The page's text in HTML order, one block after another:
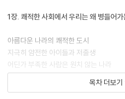
안에 가두고, 그 기준에 미달하는 이들에
신경을 곤두세우며, 필요 이상의 수치심
과 사회는 더 예민하고, 엄격하고, 편협해
저자는 “모두가 쾌적함에 취해 숨이 탁
게 기묘하게 느껴진다”고 고백하며, 완벽
1장. 쾌적한 사회에서 우리는 왜 병들어
아름다운 나라의 쾌적한 도시
지극히 얌전한 아이들과 저출생
어딘가 부족한 사람은 원치 않는 나라
노동자에게 고도의 능력을 요구하는 사회
사회가 퍼붓는 화살을 가장 먼저 맞는 사람
목차 더보기